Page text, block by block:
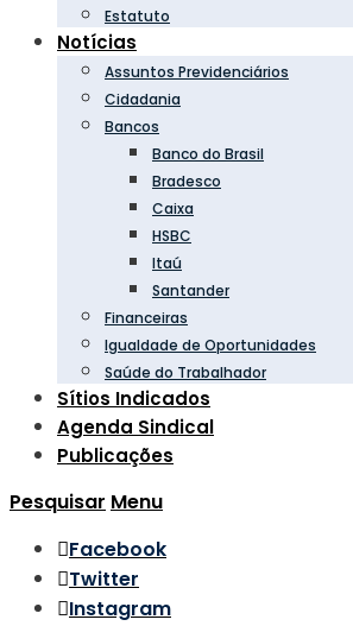
Estatuto
Notícias
Assuntos Previdenciários
Cidadania
Bancos
Banco do Brasil
Bradesco
Caixa
HSBC
Itaú
Santander
Financeiras
Igualdade de Oportunidades
Saúde do Trabalhador
Sítios Indicados
Agenda Sindical
Publicações
Pesquisar Menu
Facebook
Twitter
Instagram